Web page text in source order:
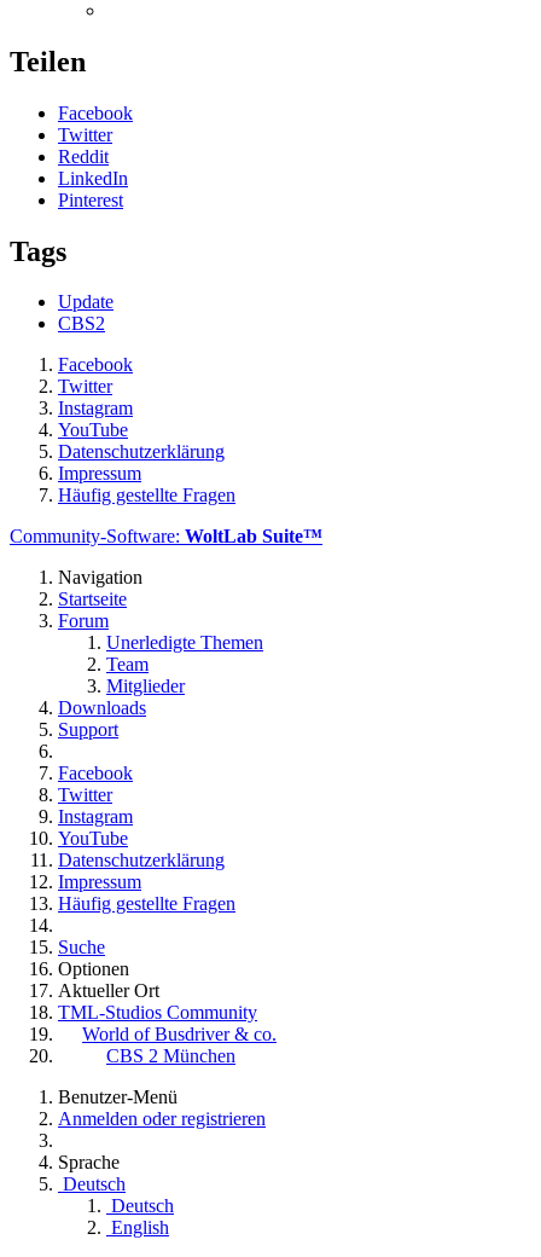
Teilen
Facebook
Twitter
Reddit
LinkedIn
Pinterest
Tags
Update
CBS2
Facebook
Twitter
Instagram
YouTube
Datenschutzerklärung
Impressum
Häufig gestellte Fragen
Community-Software: WoltLab Suite™
Navigation
Startseite
Forum
Unerledigte Themen
Team
Mitglieder
Downloads
Support
Facebook
Twitter
Instagram
YouTube
Datenschutzerklärung
Impressum
Häufig gestellte Fragen
Suche
Optionen
Aktueller Ort
TML-Studios Community
World of Busdriver & co.
CBS 2 München
Benutzer-Menü
Anmelden oder registrieren
Sprache
Deutsch
Deutsch
English